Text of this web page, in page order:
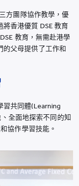
方團隊協作教學，優
香港優質 DSE 教育
教育，無需赴港學
的父母提供了工作和
習共同體(Learning
全面地探索不同的知
協作學習技能。